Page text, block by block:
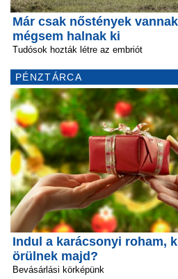
Már csak nőstények
mégsem halnak ki
Tudósok hozták létre az embriót
PÉNZTÁRCA
Indul a karácsonyi roham,
örülnek majd?
Bevásárlási körképünk